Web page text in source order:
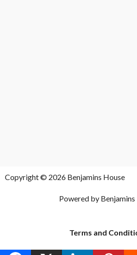
Copyright © 2026 Benjamins House
Powered by Benjamins
Terms and